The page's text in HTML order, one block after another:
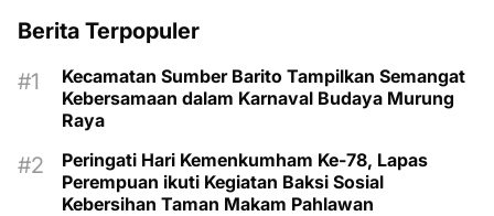
Berita Terpopuler
Kecamatan Sumber Barito Tampilkan Semangat
Kebersamaan dalam Karnaval Budaya Murung
Raya
Peringati Hari Kemenkumham Ke-78, Lapas
Perempuan ikuti Kegiatan Baksi Sosial
Kebersihan Taman Makam Pahlawan